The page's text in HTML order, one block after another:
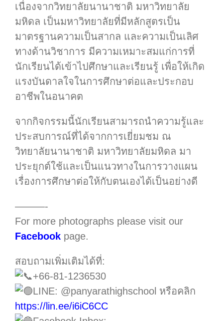
เนื่องจากวิทยาลัยนานาชาติ มหาวิทยาลัย
มหิดล เป็นมหาวิทยาลัยที่มีหลักสูตรเป็น
มาตรฐานความเป็นสากล และความเป็นเลิศ
ทางด้านวิชาการ มีความเหมาะสมแก่การที่
นักเรียนได้เข้าไปศึกษาและเรียนรู้ เพื่อให้เกิด
แรงบันดาลใจในการศึกษาต่อและประกอบ
อาชีพในอนาคต
จากกิจกรรมนี้นักเรียนสามารถนำความรู้และ
ประสบการณ์ที่ได้จากการเยี่ยมชม ณ
วิทยาลัยนานาชาติ มหาวิทยาลัยมหิดล มา
ประยุกต์ใช้และเป็นแนวทางในการวางแผน
เรื่องการศึกษาต่อให้กับตนเองได้เป็นอย่างดี
———-
For more photographs please visit our
Facebook page.
สอบถามเพิ่มเติมได้ที่:
+66-81-1236530
LINE: @panyarathighschool หรือคลิก
https://lin.ee/i6iC6CC